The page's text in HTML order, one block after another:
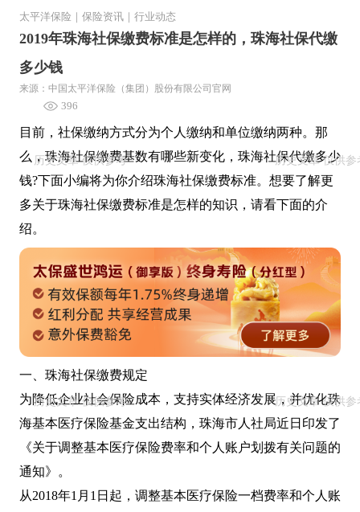
太平洋保险 保险资讯 行业动态
2019年珠海社保缴费标准是怎样的，珠海社保代缴
多少钱
来源：中国太平洋保险（集团）股份有限公司官网
396
目前，社保缴纳方式分为个人缴纳和单位缴纳两种。那
么，珠海社保缴费基数有哪些新变化，珠海社保代缴多少
钱?下面小编将为你介绍珠海社保缴费标准。想要了解更
多关于珠海社保缴费标准是怎样的知识，请看下面的介
绍。
一、珠海社保缴费规定
为降低企业社会保险成本，支持实体经济发展，并优化珠
海基本医疗保险基金支出结构，珠海市人社局近日印发了
《关于调整基本医疗保险费率和个人账户划拨有关问题的
通知》。
从2018年1月1日起，调整基本医疗保险一档费率和个人账